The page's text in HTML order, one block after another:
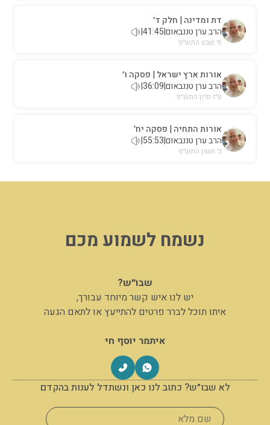
דת ומדינה | חלק ד׳
הרב ערן טננבאום|
41:45
|
ח׳ שבט התש״פ
אורות ארץ ישראל | פסקה ו׳
הרב ערן טננבאום|
36:09
|
ט״ז סיון התש״פ
אורות התחיה | פסקה יח׳
הרב ערן טננבאום|
55:53
|
כ׳ חשון התש״פ
נשמח לשמוע מכם
שבו״ש?
יש לנו איש קשר מיוחד עבורך,
איתו תוכל לברר פרטים להתייעץ או לתאם הגעה
איתמר יוסף חי
לא שבו״ש? כתוב לנו כאן ונשתדל לענות בהקדם